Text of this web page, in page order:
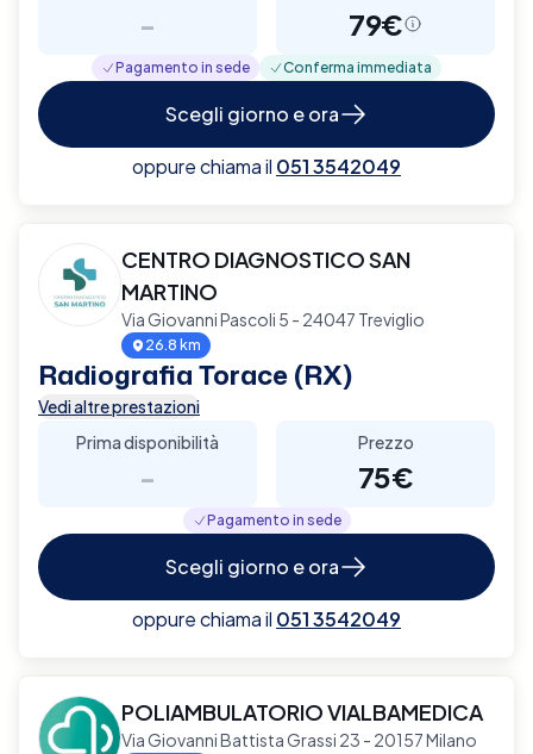
- 79€
Pagamento in sede Conferma immediata
Scegli giorno e ora
oppure chiama il 051 3542049
CENTRO DIAGNOSTICO SAN
MARTINO
Via Giovanni Pascoli 5 - 24047 Treviglio
26.8 km
Radiografia Torace (RX)
Vedi altre prestazioni
Prima disponibilità
-
Prezzo
75€
Pagamento in sede
Scegli giorno e ora
oppure chiama il 051 3542049
POLIAMBULATORIO VIALBAMEDICA
Via Giovanni Battista Grassi 23 - 20157 Milano